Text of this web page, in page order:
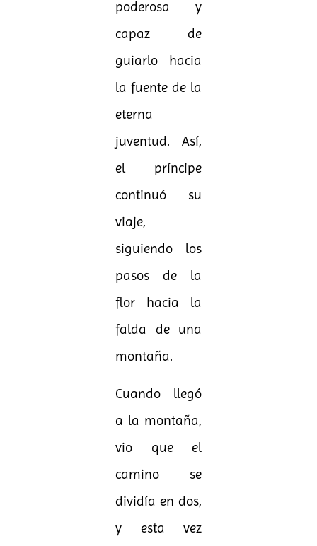
poderosa y
capaz de
guiarlo hacia
la fuente de la
eterna
juventud. Así,
el príncipe
continuó su
viaje,
siguiendo los
pasos de la
flor hacia la
falda de una
montaña.
Cuando llegó
a la montaña,
vio que el
camino se
dividía en dos,
y esta vez